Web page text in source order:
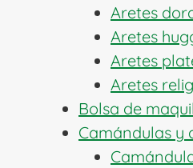
Aretes
Aretes
Aretes
Aretes
Bolsa de
Camándulas y